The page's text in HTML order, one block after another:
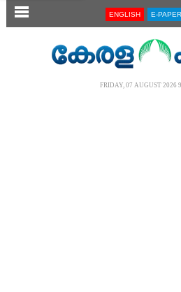
SECTIONS ENGLISH E-PAPER
FRIDAY, 07 AUGUST 2026